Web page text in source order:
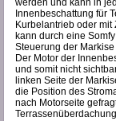
werden und kann in
Innenbeschattung für
Kurbelantrieb oder
kann durch eine
Steuerung der
Der Motor der
und somit nicht
linken Seite der
die Position des
nach Motorseite